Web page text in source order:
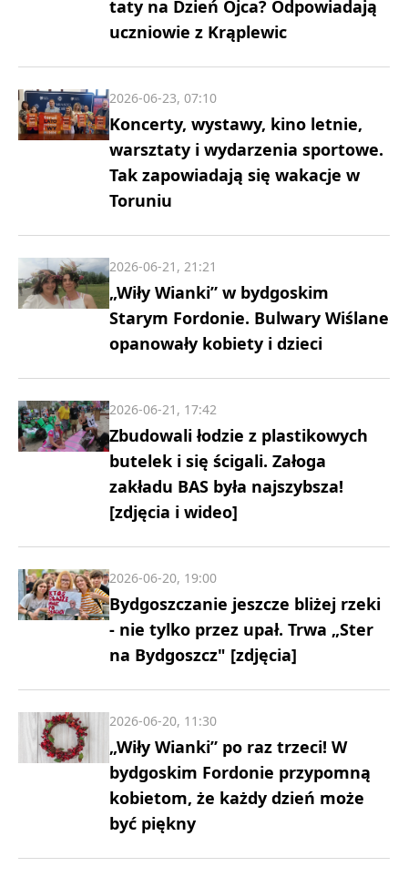
taty na Dzień Ojca? Odpowiadają
uczniowie z Krąplewic
Koncerty, wystawy, kino letnie,
warsztaty i wydarzenia sportowe.
Tak zapowiadają się wakacje w
Toruniu
2026-06-23, 07:10
„Wiły Wianki” w bydgoskim
Starym Fordonie. Bulwary Wiślane
opanowały kobiety i dzieci
2026-06-21, 21:21
Zbudowali łodzie z plastikowych
butelek i się ścigali. Załoga
zakładu BAS była najszybsza!
[zdjęcia i wideo]
2026-06-21, 17:42
Bydgoszczanie jeszcze bliżej rzeki
- nie tylko przez upał. Trwa „Ster
na Bydgoszcz" [zdjęcia]
2026-06-20, 19:00
„Wiły Wianki” po raz trzeci! W
bydgoskim Fordonie przypomną
kobietom, że każdy dzień może
być piękny
2026-06-20, 11:30